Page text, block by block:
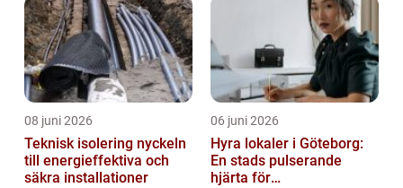
08 juni 2026
Teknisk isolering nyckeln
till energieffektiva och
säkra installationer
06 juni 2026
Hyra lokaler i Göteborg:
En stads pulserande
hjärta för